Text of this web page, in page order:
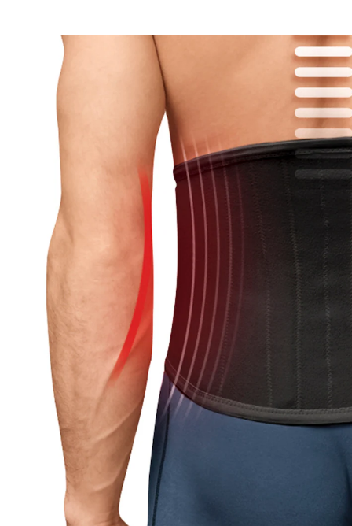
inkl. MwSt. und zzgl. Versandkosten
Bei Verfügbarkeit erinnern
Derzeit nicht lieferbar
Wohltuende Unterstützung für Ihre
Lendenwirbelsäule
Turbo Med Rückenstützgürtel
Mit 4 Kunststoff-Stabilisatoren
Entlastet und stabilisiert
Beugt Fehlstellungen vor
Fördert die Durchblutung
Wärmt die Muskulatur
Mildert Schwellungen
Bei 30 °C waschbar
Die Lendenwirbelsäule muss jeden Tag starken
Belastungen standhalten, denn auf ihr lastet das